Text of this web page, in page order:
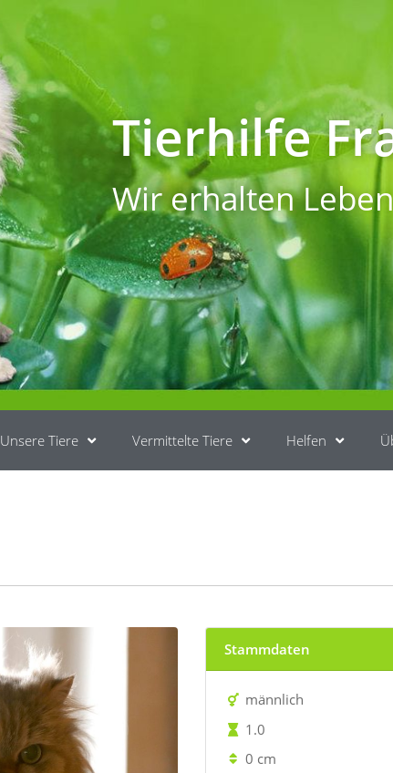
Tierhilfe
Wir erhalten
Unsere Tiere Vermittelte Tiere Helfen
Stammdaten
männlich
1.0
0 cm